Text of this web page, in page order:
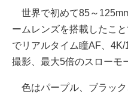
世界で初めて85～
ームレンズを搭載したこ
でリアルタイム瞳AF、
撮影、最大5倍のスローモ
色はパープル、ブラッ